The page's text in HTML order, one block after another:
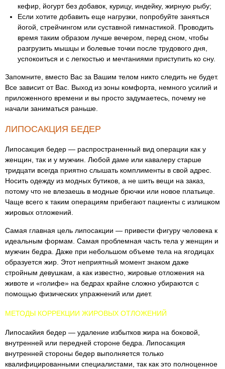
кефир, йогурт без добавок, курицу, индейку, жирную рыбу;
Если хотите добавить еще нагрузки, попробуйте заняться
йогой, стрейчингом или суставной гимнастикой. Проводить
время таким образом лучше вечером, перед сном, чтобы
разгрузить мышцы и болевые точки после трудового дня,
успокоиться и с легкостью и мечтаниями приступить ко сну.
Запомните, вместо Вас за Вашим телом никто следить не будет.
Все зависит от Вас. Выход из зоны комфорта, немного усилий и
приложенного времени и вы просто задумаетесь, почему не
начали заниматься раньше.
ЛИПОСАКЦИЯ БЕДЕР
Липосакция бедер — распространенный вид операции как у
женщин, так и у мужчин. Любой даме или кавалеру старше
тридцати всегда приятно слышать комплименты в свой адрес.
Носить одежду из модных бутиков, а не шить вещи на заказ,
потому что не влезаешь в модные брючки или новое платьице.
Чаще всего к таким операциям прибегают пациенты с излишком
жировых отложений.
Самая главная цель липосакции — привести фигуру человека к
идеальным формам. Самая проблемная часть тела у женщин и
мужчин бедра. Даже при небольшом объеме тела на ягодицах
образуется жир. Этот неприятный момент знаком даже
стройным девушкам, а как известно, жировые отложения на
животе и «голифе» на бедрах крайне сложно убираются с
помощью физических упражнений или диет.
МЕТОДЫ КОРРЕКЦИИ ЖИРОВЫХ ОТЛОЖЕНИЙ
Липосакйия бедер — удаление избытков жира на боковой,
внутренней или передней стороне бедра. Липосакция
внутренней стороны бедер выполняется только
квалифицированными специалистами, так как это полноценное